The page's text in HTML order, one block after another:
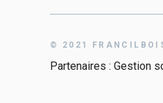
© 2021
Partenaires : Gestion